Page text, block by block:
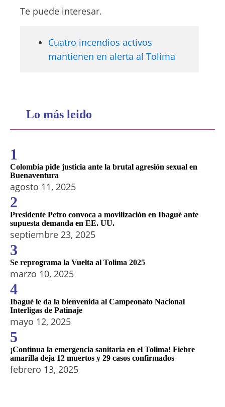
Te puede interesar.
Cuatro incendios activos
mantienen en alerta al Tolima
Lo más leido
1
Colombia pide justicia ante la brutal agresión sexual en
Buenaventura
agosto 11, 2025
2
Presidente Petro convoca a movilización en Ibagué ante
supuesta demanda en EE. UU.
septiembre 23, 2025
3
Se reprograma la Vuelta al Tolima 2025
marzo 10, 2025
4
Ibagué le da la bienvenida al Campeonato Nacional
Interligas de Patinaje
mayo 12, 2025
5
¡Continua la emergencia sanitaria en el Tolima! Fiebre
amarilla deja 12 muertos y 29 casos confirmados
febrero 13, 2025